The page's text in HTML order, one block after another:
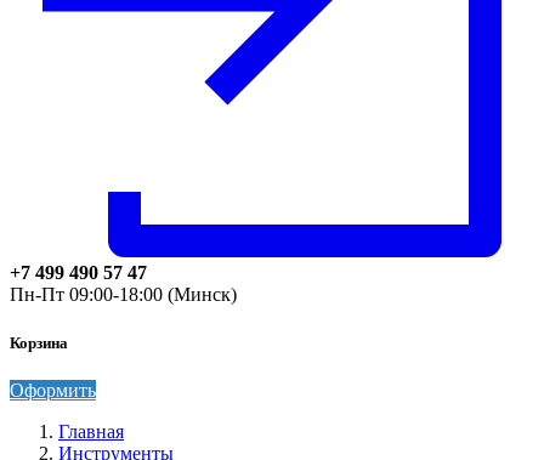
+7 499 490 57 47
Пн-Пт 09:00-18:00 (Минск)
Корзина
Оформить
Главная
Инструменты